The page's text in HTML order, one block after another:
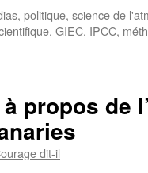
, politique, science de
, GIEC, IPCC,
propos de
dit-il